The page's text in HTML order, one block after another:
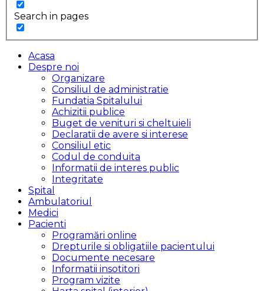
Search in pages
Acasa
Despre noi
Organizare
Consiliul de administratie
Fundatia Spitalului
Achizitii publice
Buget de venituri si cheltuieli
Declaratii de avere si interese
Consiliul etic
Codul de conduita
Informatii de interes public
Integritate
Spital
Ambulatoriul
Medici
Pacienti
Programări online
Drepturile si obligatiile pacientului
Documente necesare
Informatii insotitori
Program vizite